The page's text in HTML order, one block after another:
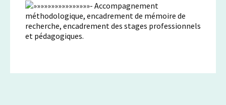
Accompagnement
méthodologique, encadrement de mémoire de
recherche, encadrement des stages professionnels
et pédagogiques.